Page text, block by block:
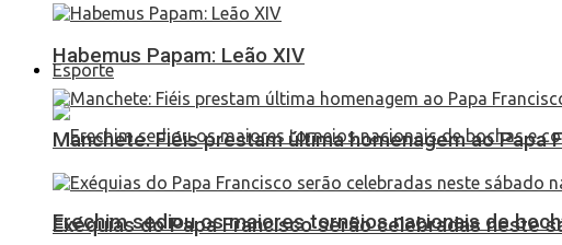
Esporte
Erechim sediou os maiores torneios nacionais de
Habemus Papam: Leão XIV
Manchete: Fiéis prestam última homenagem ao Papa
Exéquias do Papa Francisco serão celebradas neste